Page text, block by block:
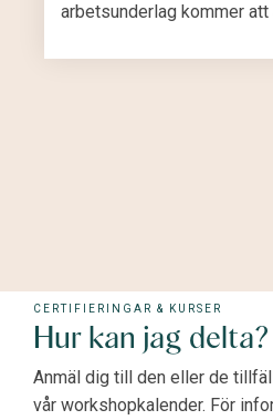
arbetsunderlag kommer
CERTIFIERINGAR & KURSER
Hur kan jag delta?
Anmäl dig till den eller de
vår workshopkalender. För